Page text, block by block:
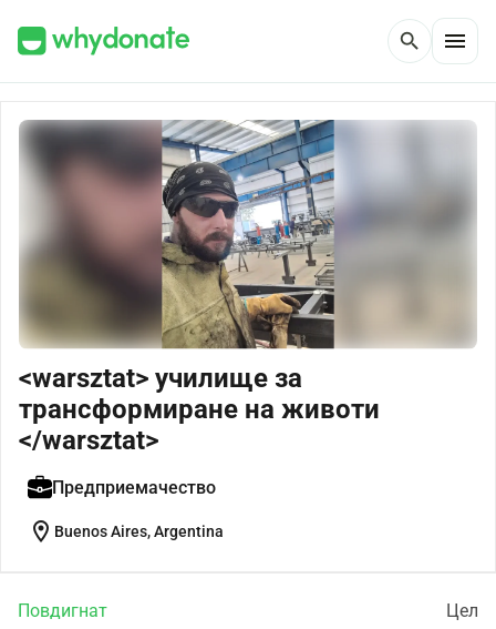
search menu
<warsztat> училище за
трансформиране на животи
</warsztat>
Предприемачество
location_on Buenos Aires, Argentina
Повдигнат Цел